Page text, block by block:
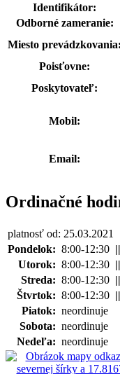
Identifikátor:
Odborné zameranie:
Miesto prevádzkovania:
Poisťovne:
Poskytovateľ:
Mobil:
Email:
Ordinačné
platnosť od: 25.03.2021
Pondelok: 8:00-12:30 ||
Utorok: 8:00-12:30 ||
Streda: 8:00-12:30 ||
Štvrtok: 8:00-12:30 ||
Piatok: neordinuje
Sobota: neordinuje
Nedeľa: neordinuje